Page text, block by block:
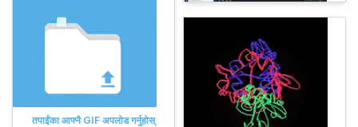
तपाईंका आफ्नै GIF अपलोड गर्नुहोस्